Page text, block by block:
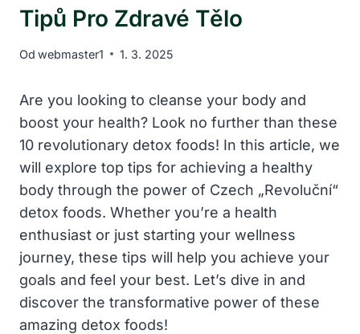
Tipů Pro Zdravé Tělo
Od webmaster1 1. 3. 2025
Are you looking to cleanse your body and
boost your health? Look no further than these
10 revolutionary detox foods! In this article, we
will explore top tips for achieving a healthy
body through the power of Czech „Revoluční“
detox foods. Whether you’re a health
enthusiast or just starting your wellness
journey, these tips will help you achieve your
goals and feel your best. Let’s dive in and
discover the transformative power of these
amazing detox foods!